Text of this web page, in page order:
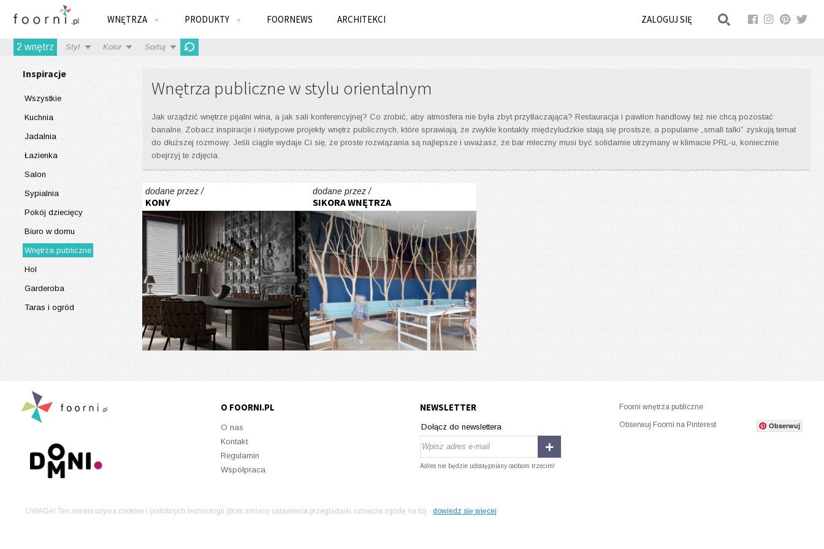
WNĘTRZA ▼ PRODUKTY ▼ FOORNEWS ARCHITEKCI ZALOGUJ SIĘ
2 wnętrz Styl Kolor Sortuj
Inspiracje
Wszystkie
Kuchnia
Jadalnia
Łazienka
Salon
Sypialnia
Pokój dziecięcy
Biuro w domu
Wnętrza publiczne
Hol
Garderoba
Taras i ogród
Wnętrza publiczne w stylu orientalnym
Jak urządzić wnętrze pijalni wina, a jak sali konferencyjnej? Co zrobić, aby atmosfera nie była zbyt przytłaczająca? Restauracja i pawilon handlowy też nie chcą pozostać
banalne. Zobacz inspiracje i nietypowe projekty wnętrz publicznych, które sprawiają, że zwykłe kontakty międzyludzkie stają się prostsze, a popularne „small talki” zyskują temat
do dłuższej rozmowy. Jeśli ciągle wydaje Ci się, że proste rozwiązania są najlepsze i uważasz, że bar mleczny musi być solidarnie utrzymany w klimacie PRL-u, koniecznie
obejrzyj te zdjęcia.
dodane przez /
KONY
dodane przez /
SIKORA WNĘTRZA
O FOORNI.PL
O nas
Kontakt
Regulamin
Współpraca
NEWSLETTER
Dołącz do newslettera
Adres nie będzie udostępniany osobom trzecim!
Foorni wnętrza publiczne
Obserwuj Foorni na Pinterest Obserwuj
UWAGA! Ten serwis używa cookies i podobnych technologii (brak zmiany ustawienia przeglądarki oznacza zgodę na to) - dowiedz się więcej